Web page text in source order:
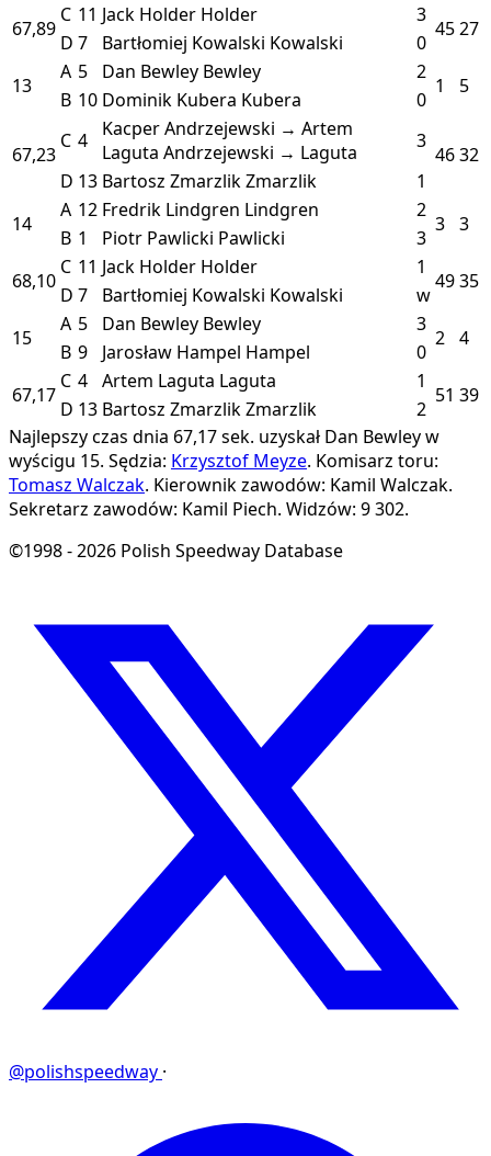
67,89
C 11 Jack Holder Holder 3
4527
D 7 Bartłomiej Kowalski Kowalski
0
13
A 5 Dan Bewley Bewley 2
1 5
B 10 Dominik Kubera Kubera 0
67,23
C 4
Kacper Andrzejewski → Artem
Laguta Andrzejewski → Laguta 3
4632
D 13 Bartosz ZmarzlikZmarzlik
1
14
A 12 Fredrik Lindgren Lindgren 2
3 3
B 1 Piotr Pawlicki Pawlicki
3
68,10
C 11 Jack Holder Holder 1
4935
D 7 Bartłomiej Kowalski Kowalski
w
15
A 5 Dan Bewley Bewley 3
2 4
B 9 Jarosław Hampel Hampel
0
67,17
C 4 Artem Laguta Laguta 1
51 39
D 13 Bartosz ZmarzlikZmarzlik
2
Najlepszy czas dnia 67,17 sek. uzyskał Dan Bewley w
wyścigu 15. Sędzia: Krzysztof Meyze. Komisarz toru:
Tomasz Walczak. Kierownik zawodów: Kamil Walczak.
Sekretarz zawodów: Kamil Piech. Widzów: 9 302.
©1998 - 2026 Polish Speedway Database
@polishspeedway ·